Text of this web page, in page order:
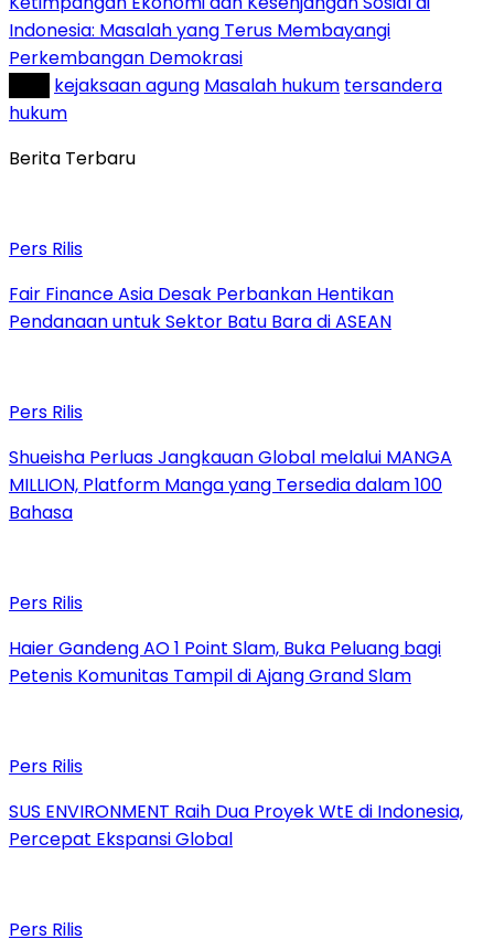
Indonesia: Masalah yang Terus Membayangi
Perkembangan Demokrasi
kejaksaan agung Masalah hukum tersandera
hukum
Berita Terbaru
Pers Rilis
Fair Finance Asia Desak Perbankan Hentikan
Pendanaan untuk Sektor Batu Bara di ASEAN
Pers Rilis
Shueisha Perluas Jangkauan Global melalui MANGA
MILLION, Platform Manga yang Tersedia dalam 100
Bahasa
Pers Rilis
Haier Gandeng AO 1 Point Slam, Buka Peluang bagi
Petenis Komunitas Tampil di Ajang Grand Slam
Pers Rilis
SUS ENVIRONMENT Raih Dua Proyek WtE di Indonesia,
Percepat Ekspansi Global
Pers Rilis